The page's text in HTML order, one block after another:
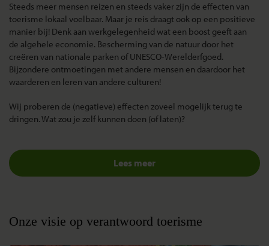
Steeds meer mensen reizen en steeds vaker zijn de effecten van
toerisme lokaal voelbaar. Maar je reis draagt ook op een positieve
manier bij! Denk aan werkgelegenheid wat een boost geeft aan
de algehele economie. Bescherming van de natuur door het
creëren van nationale parken of UNESCO-Werelderfgoed.
Bijzondere ontmoetingen met andere mensen en daardoor het
waarderen en leren van andere culturen!
Wij proberen de (negatieve) effecten zoveel mogelijk terug te
dringen. Wat zou je zelf kunnen doen (of laten)?
Lees meer
Onze visie op verantwoord toerisme